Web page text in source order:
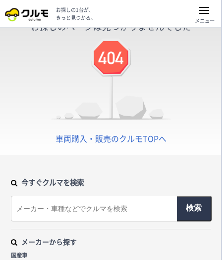
お探しの1台が、
きっと見つかる。
メニュー
お探しのページは見つかりませんでした
車両購入・販売のクルモTOPへ
今すぐクルマを検索
メーカーから探す
国産車